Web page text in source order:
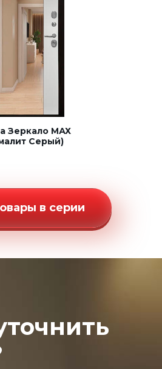
Зеркало МАХ
Серый)
в серии